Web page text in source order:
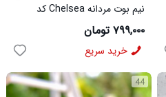
نیم بوت مردانه Chelsea کد
6413
۷۹۹,۰۰۰ تومان
خرید سریع
44